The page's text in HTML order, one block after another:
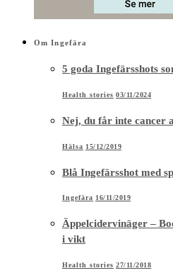
Om Ingefära
5 goda Ingefärsshots
Health stories 03/11/2024
Nej, du får inte cancer
Hälsa 15/12/2019
Blå Ingefärsshot med
Ingefära 16/11/2019
Äppelcidervinäger –
i vikt
Health stories 27/11/2018